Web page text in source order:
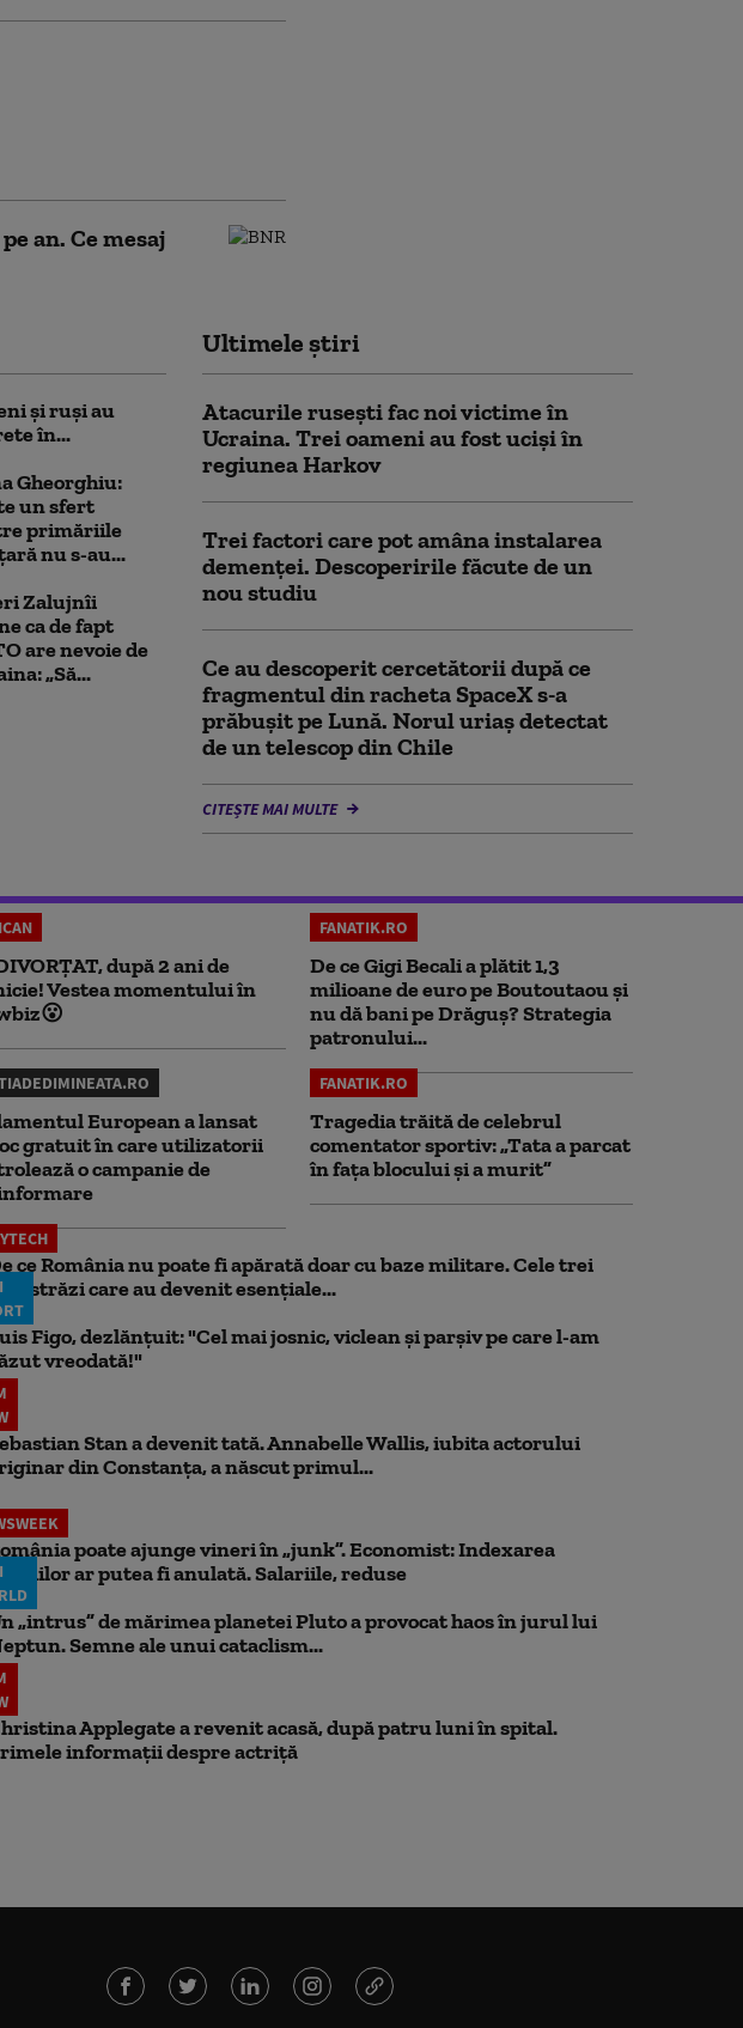
an. Ce mesaj
și ruși au
în...
Gheorghiu:
un sfert
primăriile
nu s-au...
Zalujnîi
ca de fapt
are nevoie de
„Să...
Ultimele știri
Atacurile rusești fac noi victime în
Ucraina. Trei oameni au fost uciși în
regiunea Harkov
Trei factori care pot amâna instalarea
demenţei. Descoperirile făcute de un
nou studiu
Ce au descoperit cercetătorii după ce
fragmentul din racheta SpaceX s-a
prăbușit pe Lună. Norul uriaș detectat
de un telescop din Chile
CITEȘTE MAI MULTE
după 2 ani de
Vestea momentului în
FANATIK.RO
De ce Gigi Becali a plătit 1,3
milioane de euro pe Boutoutaou și
nu dă bani pe Drăguș? Strategia
patronului...
European a lansat
gratuit în care utilizatorii
o campanie de
FANATIK.RO
Tragedia trăită de celebrul
comentator sportiv: „Tata a parcat
în fața blocului și a murit”
ce România nu poate fi apărată doar cu baze militare. Cele trei
care au devenit esențiale...
Figo, dezlănțuit: "Cel mai josnic, viclean și parșiv pe care l-am
vreodată!"
Stan a devenit tată. Annabelle Wallis, iubita actorului
din Constanța, a născut primul...
poate ajunge vineri în „junk”. Economist: Indexarea
ar putea fi anulată. Salariile, reduse
„intrus” de mărimea planetei Pluto a provocat haos în jurul lui
Semne ale unui cataclism...
Applegate a revenit acasă, după patru luni în spital.
informații despre actriță